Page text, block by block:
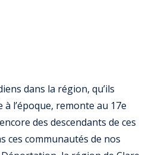
dans la région, qu’ils
l’époque, remonte au 17e
des descendants de ces
ces communautés de nos